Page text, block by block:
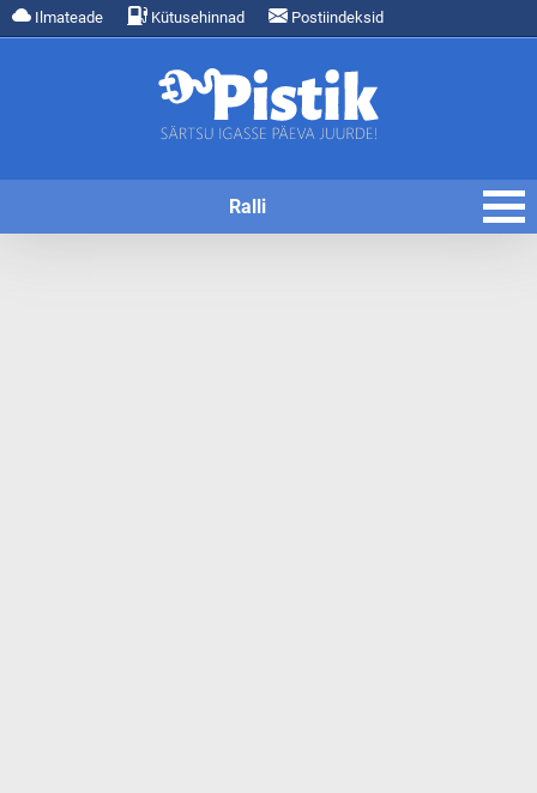
Ilmateade Kütusehinnad Postiindeksid
Ralli